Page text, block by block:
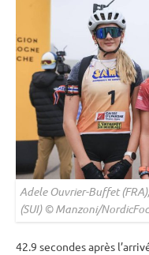
Adele Ouvrier-Buffet
(SUI) © Manzoni/
42.9 secondes après